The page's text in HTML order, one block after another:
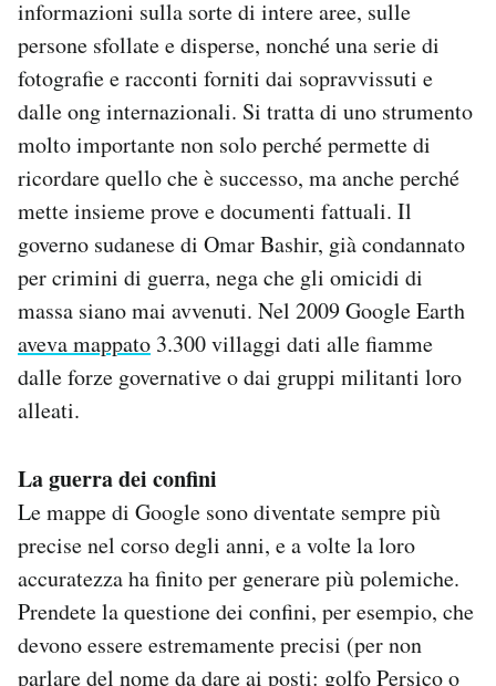
informazioni sulla sorte di intere aree, sulle
persone sfollate e disperse, nonché una serie di
fotografie e racconti forniti dai sopravvissuti e
dalle ong internazionali. Si tratta di uno strumento
molto importante non solo perché permette di
ricordare quello che è successo, ma anche perché
mette insieme prove e documenti fattuali. Il
governo sudanese di Omar Bashir, già condannato
per crimini di guerra, nega che gli omicidi di
massa siano mai avvenuti. Nel 2009 Google Earth
aveva mappato 3.300 villaggi dati alle fiamme
dalle forze governative o dai gruppi militanti loro
alleati.
La guerra dei confini
Le mappe di Google sono diventate sempre più
precise nel corso degli anni, e a volte la loro
accuratezza ha finito per generare più polemiche.
Prendete la questione dei confini, per esempio, che
devono essere estremamente precisi (per non
parlare del nome da dare ai posti: golfo Persico o